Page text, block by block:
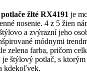
žlté RX4191 je
nosenie. 4 z 5 žien
a zvýrazní jeho
módnymi
zelena farba, pričom
štýlový potlač, s ktorým
kdekoľvek.